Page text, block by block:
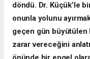
döndü. Dr. Küçük’le
onunla yolunu
geçen gün büyütülen
zarar vereceğini